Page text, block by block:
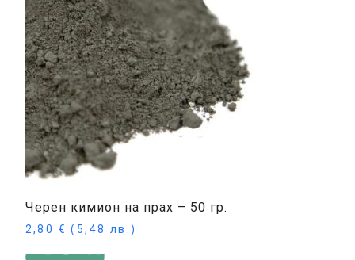
Черен кимион на прах – 50 гр.
2,80 € (5,48 лв.)